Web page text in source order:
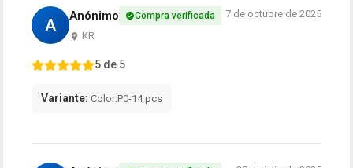
A Anónimo Compra verificada
KR
7 de octubre de 2025
5 de 5
Variante: Color:P0-14 pcs